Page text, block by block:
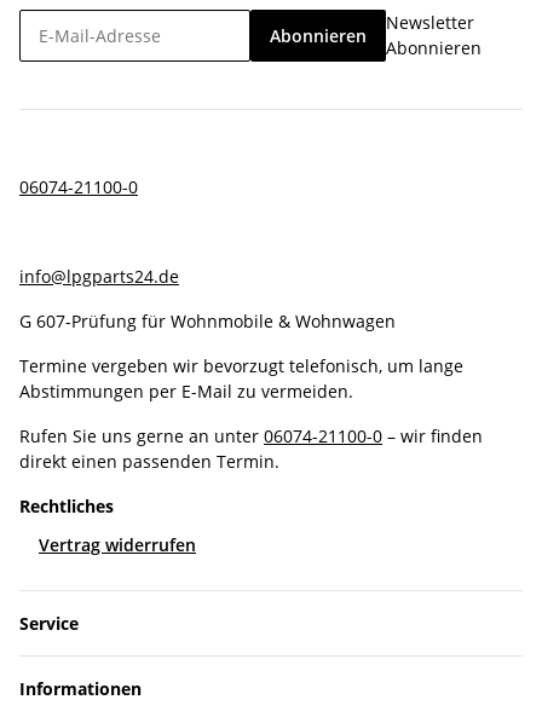
Abonnieren
Newsletter
Abonnieren
06074-21100-0
info@lpgparts24.de
G 607-Prüfung für Wohnmobile & Wohnwagen
Termine vergeben wir bevorzugt telefonisch, um lange
Abstimmungen per E-Mail zu vermeiden.
Rufen Sie uns gerne an unter 06074-21100-0 – wir finden
direkt einen passenden Termin.
Rechtliches
Vertrag widerrufen
Service
Informationen